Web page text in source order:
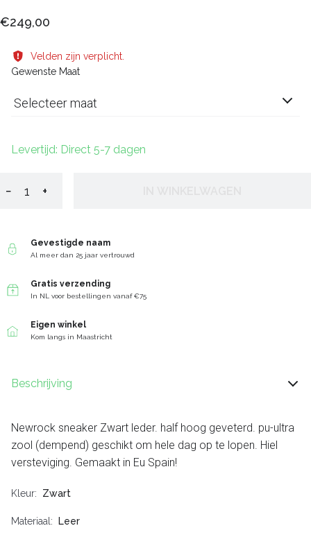
€249,00
Velden zijn verplicht.
Gewenste Maat
Selecteer maat
Levertijd: Direct 5-7 dagen
− +
Gevestigde naam
Al meer dan 25 jaar vertrouwd
Gratis verzending
In NL voor bestellingen vanaf €75
Eigen winkel
Kom langs in Maastricht
Beschrijving
Newrock sneaker Zwart leder. half hoog geveterd. pu-ultra
zool (dempend) geschikt om hele dag op te lopen. Hiel
versteviging. Gemaakt in Eu Spain!
Kleur Zwart
Materiaal Leer